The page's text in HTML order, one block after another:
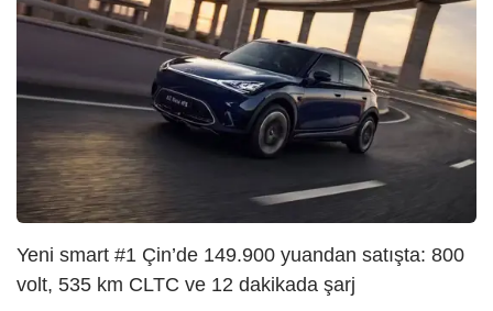
Yeni smart #1 Çin’de 149.900 yuandan satışta: 800
volt, 535 km CLTC ve 12 dakikada şarj